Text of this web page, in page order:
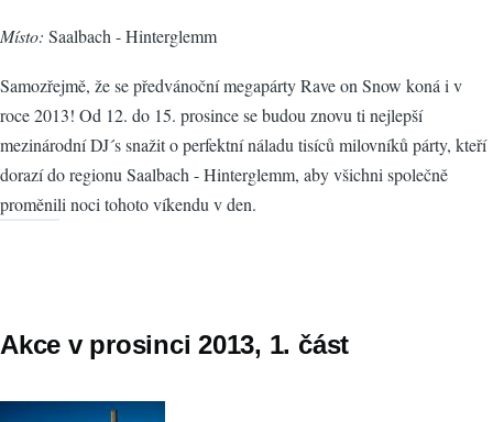
Místo: Saalbach - Hinterglemm
Samozřejmě, že se předvánoční megapárty Rave on Snow koná i v
roce 2013! Od 12. do 15. prosince se budou znovu ti nejlepší
mezinárodní DJ´s snažit o perfektní náladu tisíců milovníků párty, kteří
dorazí do regionu Saalbach - Hinterglemm, aby všichni společně
proměnili noci tohoto víkendu v den.
Akce v prosinci 2013, 1. část